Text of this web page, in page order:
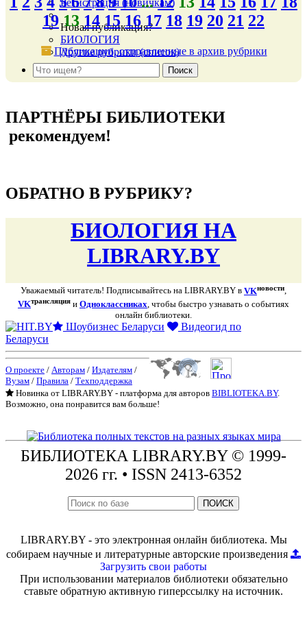
Новая публикация?
БИОЛОГИЯ
Другие рубрики (список)
19 13 14 15 16 17 18 19 20 21 22
Публикации, отправленные в архив рубрики
ПАРТНЁРЫ БИБЛИОТЕКИ
рекомендуем!
ОБРАТНО В РУБРИКУ?
БИОЛОГИЯ НА
LIBRARY.BY
Уважаемый читатель! Подписывайтесь на LIBRARY.BY в VKновости,
VKтрансляция и Одноклассниках , чтобы быстро узнавать о событиях
онлайн библиотеки.
Шоубизнес Беларуси
Видеогид по
Беларуси
О проекте / Авторам / Издателям /
Вузам / Правила / Техподдержка
Новинка от LIBRARY.BY - платформа для авторов BIBLIOTEKA.BY.
Возможно, она понравится вам больше!
БИБЛИОТЕКА LIBRARY.BY © 1999-
2026 гг. • ISSN 2413-6352
ПОИСК
LIBRARY.BY - это электронная онлайн библиотека. Мы
собираем научные и литературные авторские произведения
Загрузить свои работы
При использовании материалов библиотеки обязательно
ставьте обратную активную гиперссылку на источник.